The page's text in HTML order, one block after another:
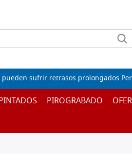
Lista de
sufrir retrasos
PIROGRABADO